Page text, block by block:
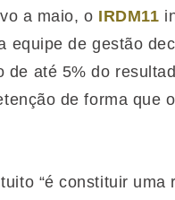
a maio, o IRDM11
equipe de gestão
de até 5% do
de forma que
“é constituir